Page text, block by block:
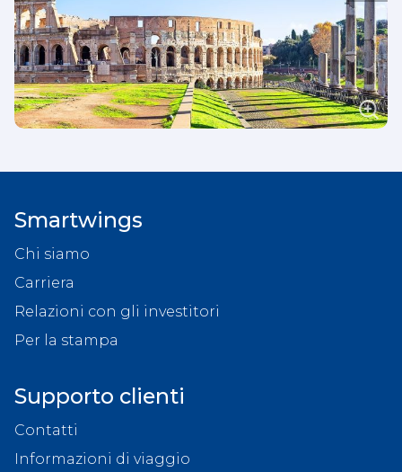
Smartwings
Chi siamo
Carriera
Relazioni con gli investitori
Per la stampa
Supporto clienti
Contatti
Informazioni di viaggio